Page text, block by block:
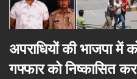
अपराधियों की भाजपा में
गफ्फार को निष्कासित